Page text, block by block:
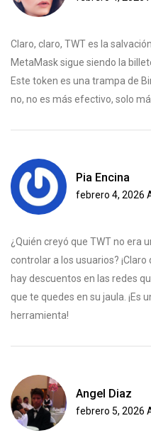
Claro, claro, TWT es la
MetaMask sigue siendo la
Este token es una trampa de
no, no es más efectivo, solo
Pia Encina
febrero 4, 2026
¿Quién creyó que TWT no era
controlar a los usuarios?
hay descuentos en las redes
que te quedes en su jaula. ¡Es
herramienta!
Angel Diaz
febrero 5, 2026